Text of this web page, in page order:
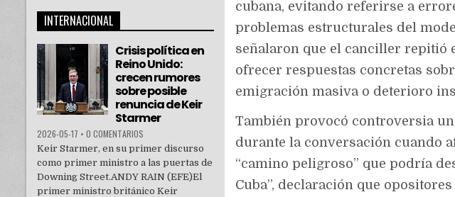
cubana, evitando referirse a
problemas estructurales del
señalaron que el canciller
ofrecer respuestas concretas
emigración masiva o deterioro
También provocó controversia
durante la conversación cuando
“camino peligroso” que podría
Cuba”, declaración que
INTERNACIONAL
Crisis política en
Reino Unido:
crecen rumores
sobre posible
renuncia de Keir
Starmer
2026-05-17 • 0 COMENTARIOS
Keir Starmer, en su primer discurso
como primer ministro a las puertas de
Downing Street.ANDY RAIN (EFE)El
primer ministro británico Keir